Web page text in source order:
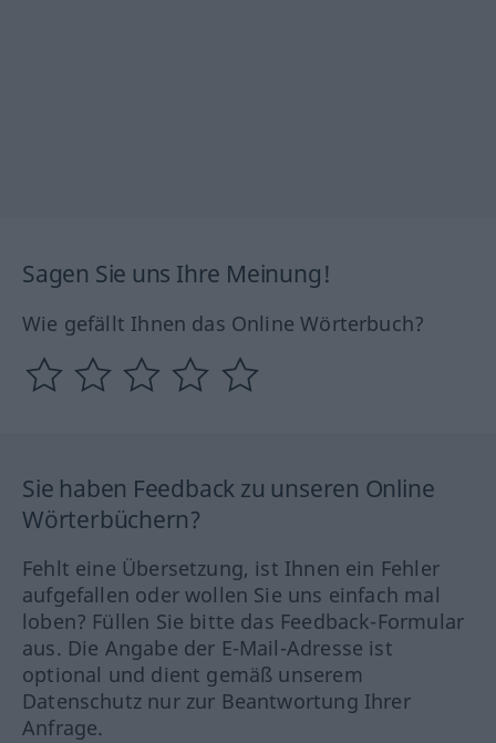
Sagen Sie uns Ihre Meinung!
Wie gefällt Ihnen das Online Wörterbuch?
Sie haben Feedback zu unseren Online
Wörterbüchern?
Fehlt eine Übersetzung, ist Ihnen ein Fehler
aufgefallen oder wollen Sie uns einfach mal
loben? Füllen Sie bitte das Feedback-Formular
aus. Die Angabe der E-Mail-Adresse ist
optional und dient gemäß unserem
Datenschutz nur zur Beantwortung Ihrer
Anfrage.